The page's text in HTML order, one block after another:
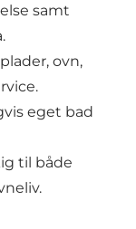
samt
ovn,
eget bad
til både